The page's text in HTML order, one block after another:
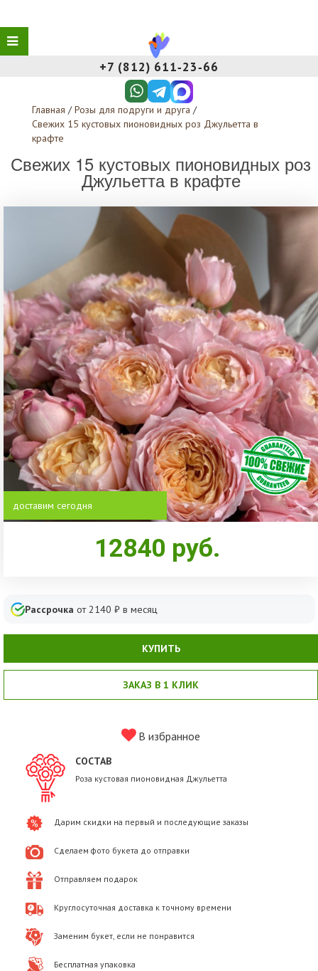
+7 (812) 611‑23‑66
Главная / Розы для подруги и друга /
Свежих 15 кустовых пионовидных роз Джульетта в
крафте
Свежих 15 кустовых пионовидных роз
Джульетта в крафте
доставим сегодня
12840 руб.
Рассрочка от 2140 ₽ в месяц
КУПИТЬ
ЗАКАЗ В 1 КЛИК
В избранное
СОСТАВ
Роза кустовая пионовидная Джульетта
Дарим скидки на первый и последующие заказы
Сделаем фото букета до отправки
Отправляем подарок
Круглосуточная доставка к точному времени
Заменим букет, если не понравится
Бесплатная упаковка